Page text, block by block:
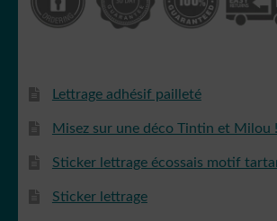
Lettrage adhésif pailleté
Misez sur une déco Tintin et Milou !
Sticker lettrage écossais motif
Sticker lettrage